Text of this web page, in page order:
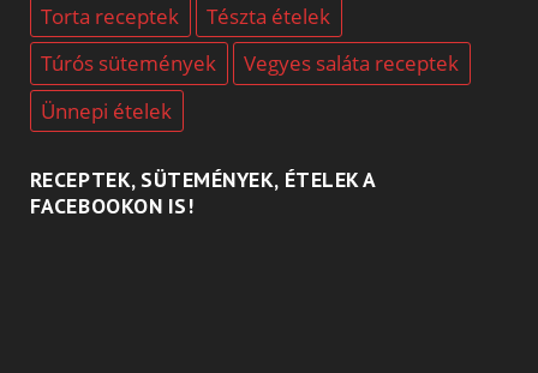
Torta receptek
Tészta ételek
Túrós sütemények
Vegyes saláta receptek
Ünnepi ételek
RECEPTEK, SÜTEMÉNYEK, ÉTELEK A
FACEBOOKON IS!